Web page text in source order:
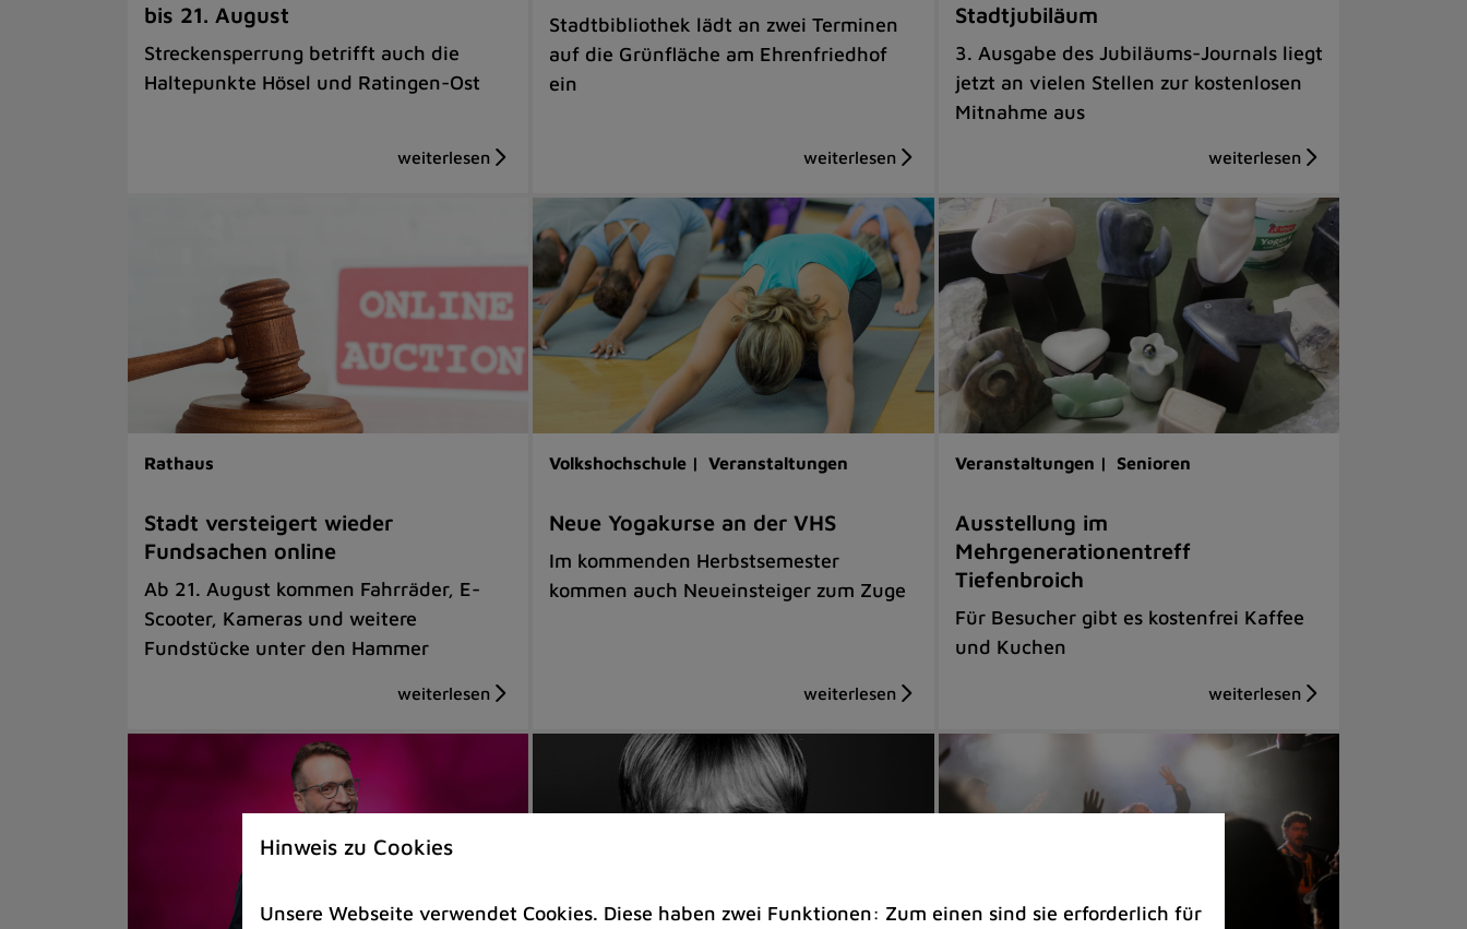
bis 21. August
Streckensperrung betrifft auch die
Haltepunkte Hösel und Ratingen-Ost
Stadtbibliothek lädt an zwei Terminen
auf die Grünfläche am Ehrenfriedhof
ein
Stadtjubiläum
3. Ausgabe des Jubiläums-Journals liegt
jetzt an vielen Stellen zur kostenlosen
Mitnahme aus
Rathaus
Stadt versteigert wieder
Fundsachen online
Ab 21. August kommen Fahrräder, E-
Scooter, Kameras und weitere
Fundstücke unter den Hammer
Volkshochschule | Veranstaltungen
Neue Yogakurse an der VHS
Im kommenden Herbstsemester
kommen auch Neueinsteiger zum Zuge
Veranstaltungen | Senioren
Ausstellung im
Mehrgenerationentreff
Tiefenbroich
Für Besucher gibt es kostenfrei Kaffee
und Kuchen
Hinweis zu Cookies
Unsere Webseite verwendet Cookies. Diese haben zwei Funktionen: Zum einen sind sie erforderlich für